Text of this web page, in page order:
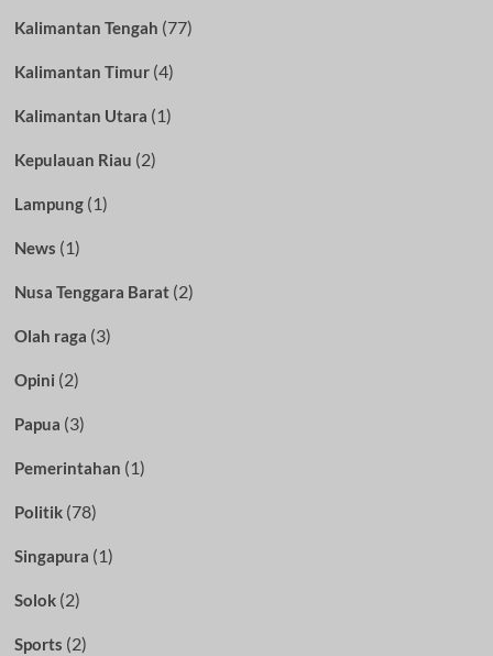
Kalimantan Tengah (77)
Kalimantan Timur(4)
Kalimantan Utara (1)
Kepulauan Riau (2)
Lampung(1)
News (1)
Nusa Tenggara Barat(2)
Olah raga (3)
Opini (2)
Papua (3)
Pemerintahan (1)
Politik(78)
Singapura (1)
Solok(2)
Sports (2)